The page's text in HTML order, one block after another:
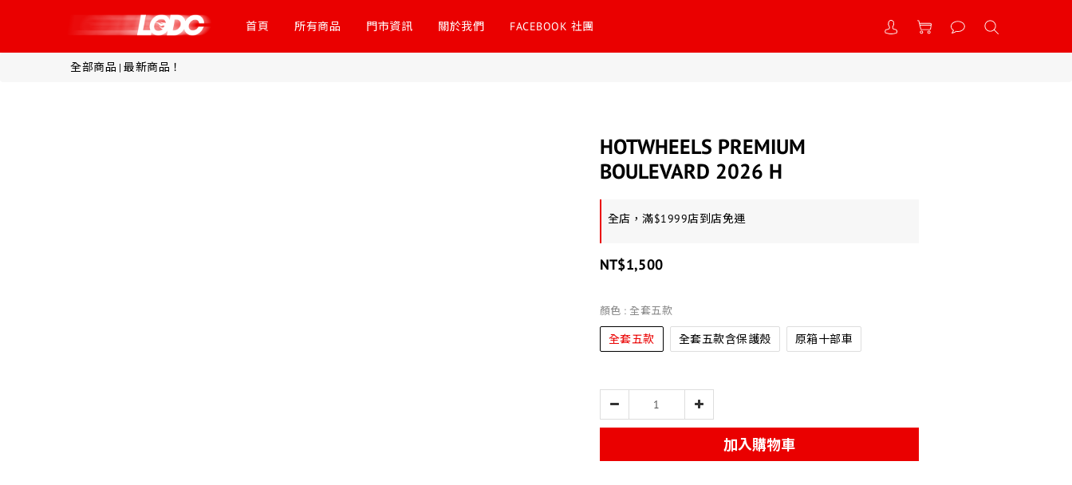
首頁 所有商品 門市資訊 關於我們 FACEBOOK 社團
全部商品 | 最新商品！
HOTWHEELS PREMIUM
BOULEVARD 2026 H
全店，滿$1999店到店免運
NT$1,500
顏色 : 全套五款
全套五款 全套五款含保護殼 原箱十部車
加入購物車